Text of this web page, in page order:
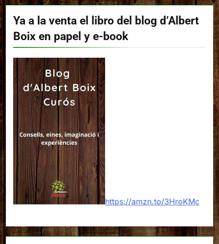
Ya a la venta el libro del blog d’Albert
Boix en papel y e-book
https://amzn.to/3HroKMc